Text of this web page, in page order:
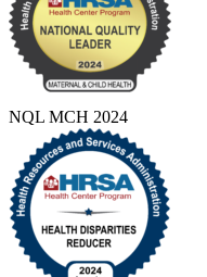
NQL MCH 2024